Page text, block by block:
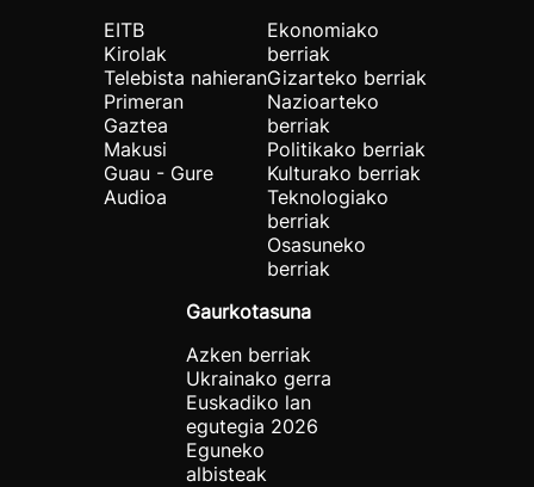
EITB
Kirolak
Telebista nahieran
Primeran
Gaztea
Makusi
Guau - Gure
Audioa
Ekonomiako
berriak
Gizarteko berriak
Nazioarteko
berriak
Politikako berriak
Kulturako berriak
Teknologiako
berriak
Osasuneko
berriak
Gaurkotasuna
Azken berriak
Ukrainako gerra
Euskadiko lan
egutegia 2026
Eguneko
albisteak